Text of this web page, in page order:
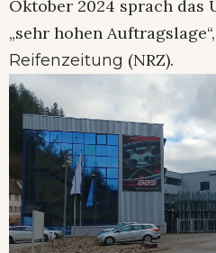
Oktober 2024 sprach das
„sehr hohen
Reifenzeitung (NRZ).